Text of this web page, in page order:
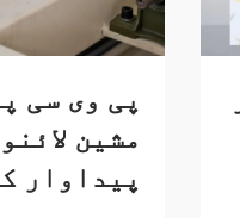
پی وی سی
مشین
پیداوار